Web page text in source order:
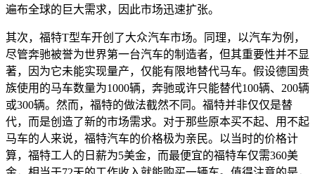
遍布全球的巨大需求，因此市场迅速扩张。
其次，福特T型车开创了大众汽车市场。同理，以汽车为例，
尽管奔驰被誉为世界第一台汽车的制造者，但其重要性并不显
著，因为它未能实现量产，仅能有限地替代马车。假设德国贵
族使用的马车数量为1000辆，奔驰或许只能替代100辆、200辆
或300辆。然而，福特的做法截然不同。福特并非仅仅是替
代，而是创造了新的市场需求。对于那些原本买不起、用不起
马车的人来说，福特汽车的价格极为亲民。以当时的价格计
算，福特工人的日薪为5美金，而最便宜的福特车仅需360美